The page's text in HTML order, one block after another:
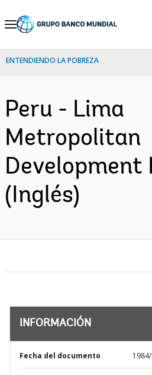
Skip
Navigation
ENTENDIENDO LA POBREZA
Peru - Lima
Metropolitan
Development
(Inglés)
INFORMACIÓN
Fecha del documento